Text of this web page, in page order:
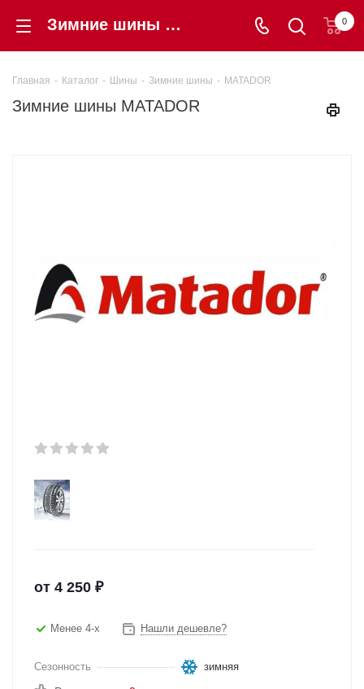
Зимние шины MATADOR - купить в интернет-магазине shintorg39.ru по низкой цене в Калининграде, авторезина MATADOR с гарантией! 0
Главная - Каталог - Шины - Зимние шины - MATADOR
Зимние шины MATADOR
от 4 250 ₽
Менее 4-х Нашли дешевле?
Сезонность зимняя